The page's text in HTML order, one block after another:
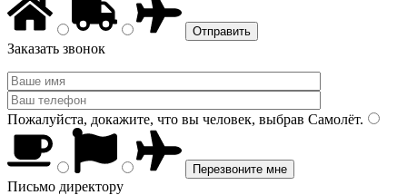
Заказать звонок
Пожалуйста, докажите, что вы человек, выбрав Самолёт.
Письмо директору